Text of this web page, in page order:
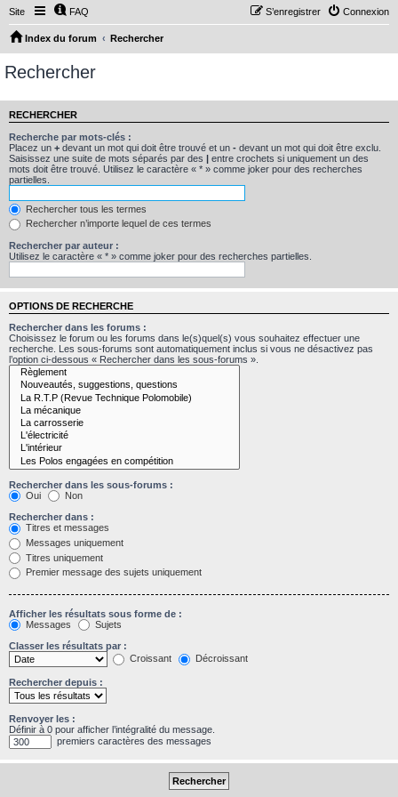
Site FAQ Connexion
S’enregistrer
Index du forum Rechercher
Rechercher
RECHERCHER
Recherche par mots-clés :
Placez un + devant un mot qui doit être trouvé et un - devant un mot qui doit être exclu.
Saisissez une suite de mots séparés par des | entre crochets si uniquement un des
mots doit être trouvé. Utilisez le caractère « * » comme joker pour des recherches
partielles.
Rechercher tous les termes
Rechercher n’importe lequel de ces termes
Rechercher par auteur :
Utilisez le caractère « * » comme joker pour des recherches partielles.
OPTIONS DE RECHERCHE
Rechercher dans les forums :
Choisissez le forum ou les forums dans le(s)quel(s) vous souhaitez effectuer une
recherche. Les sous-forums sont automatiquement inclus si vous ne désactivez pas
l’option ci-dessous « Rechercher dans les sous-forums ».
Rechercher dans les sous-forums :
Oui
Non
Rechercher dans :
Titres et messages
Messages uniquement
Titres uniquement
Premier message des sujets uniquement
Afficher les résultats sous forme de :
Messages
Sujets
Classer les résultats par :
Croissant
Décroissant
Rechercher depuis :
Renvoyer les :
Définir à 0 pour afficher l’intégralité du message.
premiers caractères des messages